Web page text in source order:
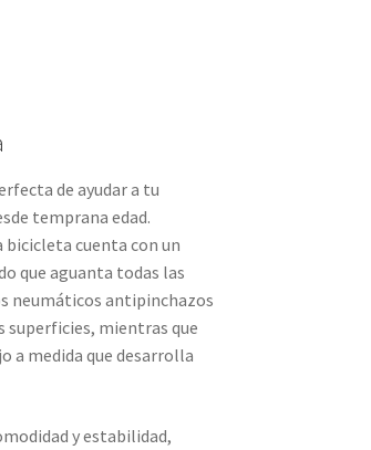
de ayudar a tu
temprana edad.
bicicleta cuenta con un
que aguanta todas las
neumáticos antipinchazos
superficies, mientras que
a medida que desarrolla
y estabilidad,